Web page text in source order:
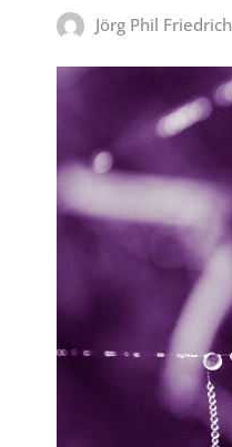
Jörg Phil Friedrich